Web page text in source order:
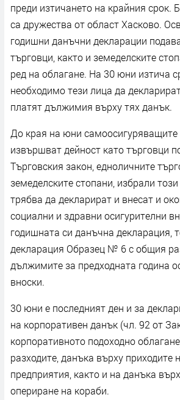
преди изтичането на крайния срок.
са дружества от област Хасково.
годишни данъчни декларации
търговци, както и земеделските
ред на облагане. На 30 юни изтича
необходимо тези лица да
платят дължимия върху тях данък.
До края на юни самоосигуряващите
извършват дейност като търговци
Търговския закон, едноличните
земеделските стопани, избрали
трябва да декларират и внесат и
социални и здравни осигурителни
годишната си данъчна декларация,
декларация Образец № 6 с общия
дължимите за предходната година
вноски.
30 юни е последният ден и за
на корпоративен данък (чл. 92 от
корпоративното подоходно
разходите, данъка върху приходите
предприятия, както и на данъка
опериране на кораби.